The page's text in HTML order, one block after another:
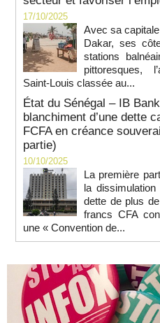
17/10/2025
Avec sa
Dakar, ses
stations
pittoresques,
Saint-Louis classée au...
État du Sénégal – IB
blanchiment d’une dette
FCFA en créance
partie)
10/10/2025
La première
la dissimulation
dette de plus
francs CFA
une « Convention de...